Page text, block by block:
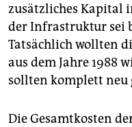
zusätzliches Kapital
der Infrastruktur sei
Tatsächlich wollten
aus dem Jahre 1988
sollten komplett neu
Die Gesamtkosten